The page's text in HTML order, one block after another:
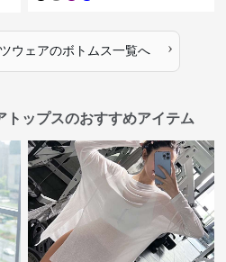
ウェアのボトムス一覧へ ›
トップスのおすすめアイテム